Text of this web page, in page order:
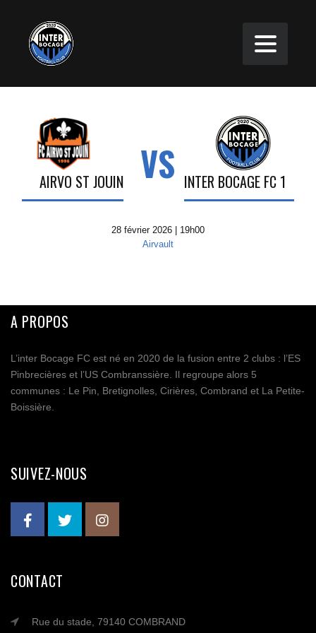
AIRVO ST JOUIN VS INTER BOCAGE FC 1
28 février 2026 | 19h00
Airvault
A PROPOS
L’inter Bocage FC est né en 2020 de la fusion entre 2 clubs : l’ES
Pinbrecières et l’US Combranssière. Il regroupe alors 5
communes : Le Pin, Bretignolles, Cirières, Combrand et La Petite-
Boissière.
SUIVEZ-NOUS
CONTACT
Rue du stade, 79140 COMBRAND